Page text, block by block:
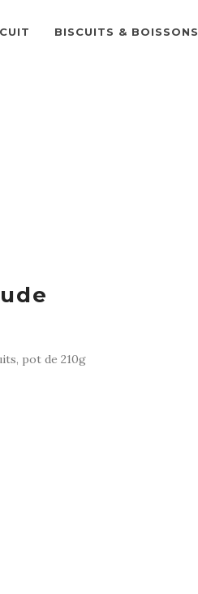
BISCUITS & BOISSONS
pot de 210g